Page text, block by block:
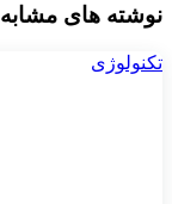
نوشته های مشابه
تکنولوژی